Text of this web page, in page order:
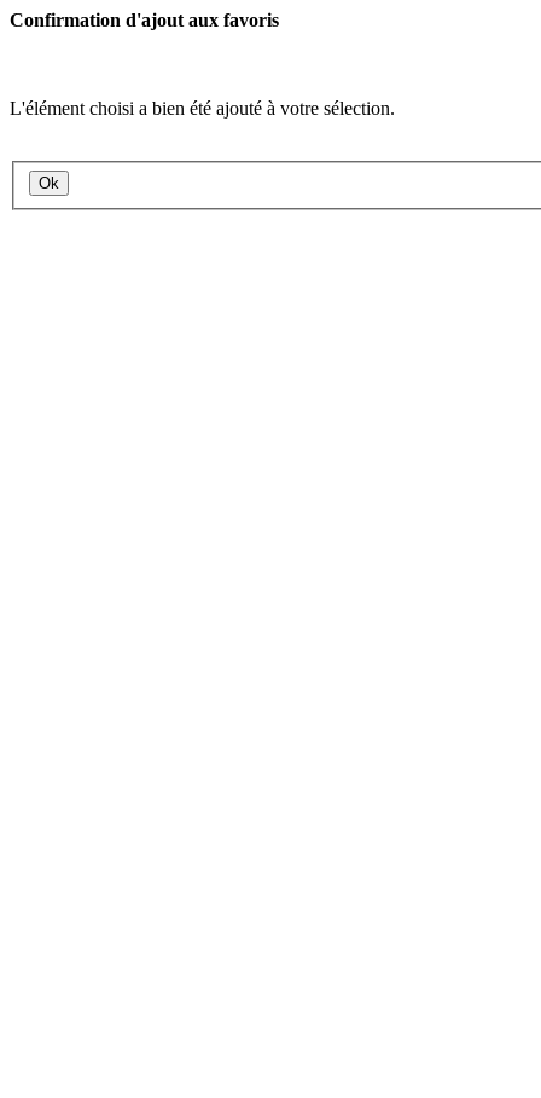
Confirmation d'ajout aux favoris
L'élément choisi a bien été ajouté à votre sélection.